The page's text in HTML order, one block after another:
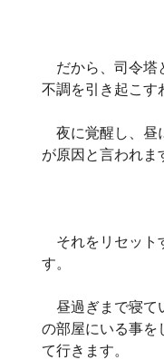
だから、司令塔
不調を引き起こす
夜に覚醒し、昼
が原因と言われま
それをリセット
す。
昼過ぎまで寝て
の部屋にいる事を
て行きます。